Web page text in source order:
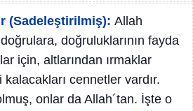
(Sadeleştirilmiş): Allah
doğruluklarının fayda
için, altlarından ırmaklar
cennetler vardır.
onlar da Allah´tan. İşte o